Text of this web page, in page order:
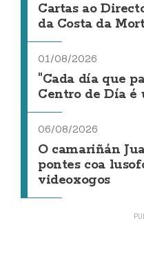
Cartas ao
da Costa da
01/08/2026
"Cada día que
Centro de Día é
06/08/2026
O camariñán
pontes coa
videoxogos